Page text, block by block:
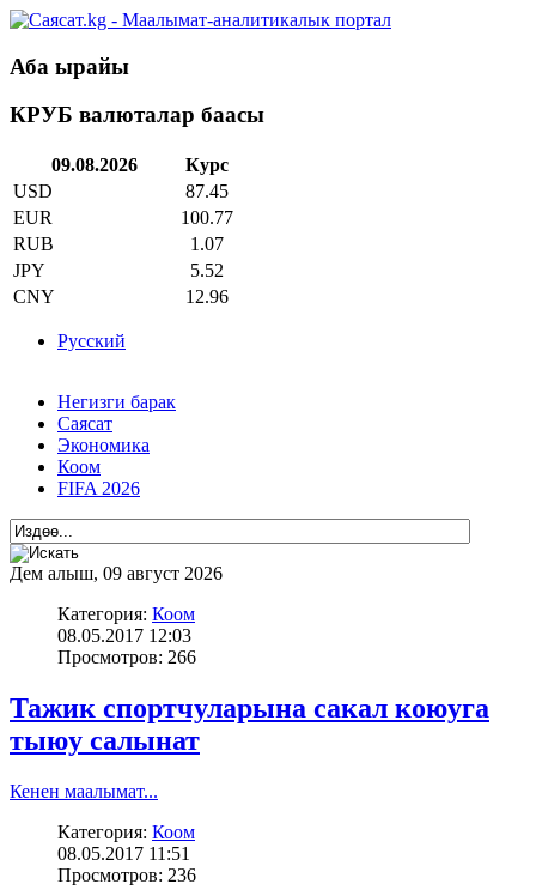
Аба ырайы
КРУБ валюталар баасы
09.08.2026
Курс
USD
87.45
EUR
100.77
RUB
1.07
JPY
5.52
CNY
12.96
Русский
Негизги барак
Саясат
Экономика
Коом
FIFA 2026
Дем алыш, 09 август 2026
Категория: Коом
08.05.2017 12:03
Просмотров: 266
Тажик спортчуларына сакал коюуга
тыюу салынат
Кенен маалымат...
Категория: Коом
08.05.2017 11:51
Просмотров: 236